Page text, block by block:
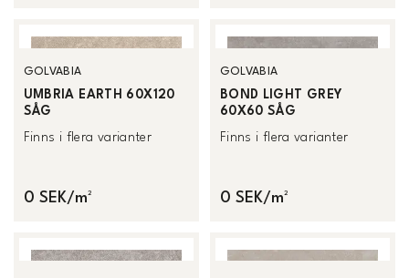
GOLVABIA
UMBRIA EARTH 60X120
SÅG
Finns i flera varianter
0 SEK/m²
GOLVABIA
BOND LIGHT GREY
60X60 SÅG
Finns i flera varianter
0 SEK/m²